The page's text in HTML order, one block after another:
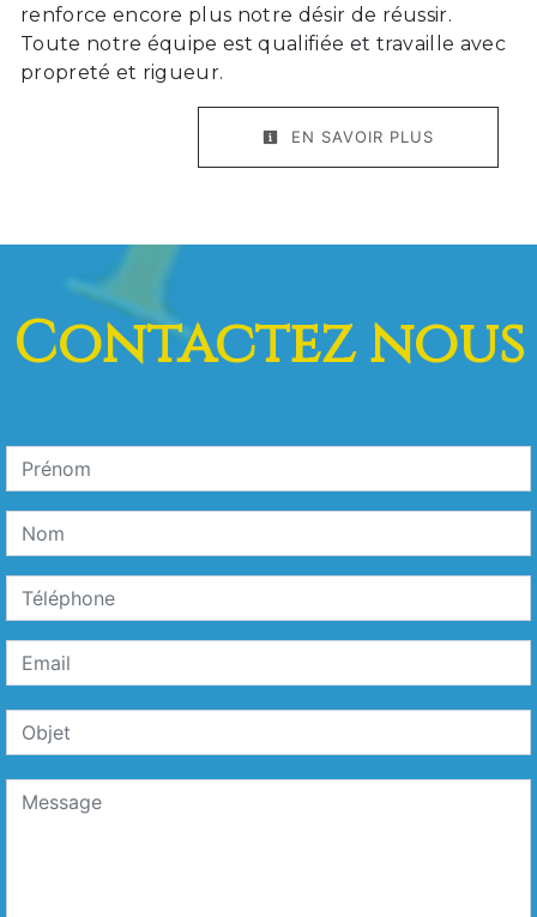
renforce encore plus notre désir de réussir.
Toute notre équipe est qualifiée et travaille avec
propreté et rigueur.
EN SAVOIR PLUS
Contactez nous